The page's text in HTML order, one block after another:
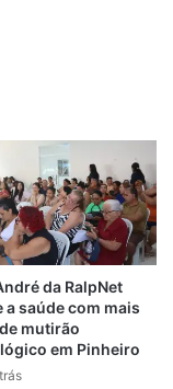
A calça da
do corpo que
Médico Legal
morre
poda de
da RalpNet
a saúde com mais
mutirão
em Pinheiro